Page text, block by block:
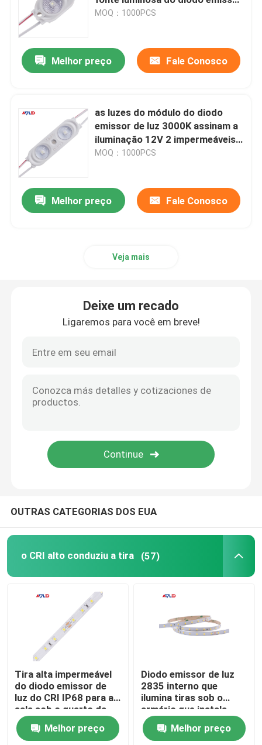
Luz de néon do diodo emissor de luz
de luz IP67
MOQ：1000PCS
Melhor preço Fale Conosco
as luzes do módulo do diodo
emissor de luz 3000K assinam a
iluminação 12V 2 impermeáveis
do branco morno 2835 SMD
MOQ：1000PCS
Melhor preço Fale Conosco
Veja mais
Deixe um recado
Ligaremos para você em breve!
OUTRAS CATEGORIAS DOS EUA
o CRI alto conduziu a tira (57)
Tira alta impermeável
do diodo emissor de
luz do CRI IP68 para a
sala sob o quarto da
loja da cozinha do teto
do armárioMelhor preço
Diodo emissor de luz
2835 interno que
ilumina tiras sob o
armário que instala
Dimmable brilhante
super 24VMelhor preço